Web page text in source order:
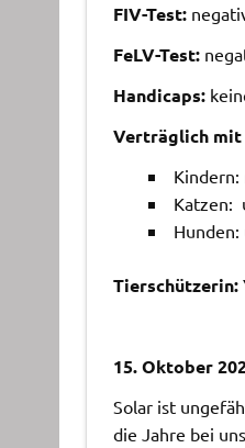
FIV-Test:
FeLV-Test:
Handicaps:
Verträglich mit
Kindern:
Katzen:
Tierschützerin:
15. Oktober
Solar ist
die Jahre bei